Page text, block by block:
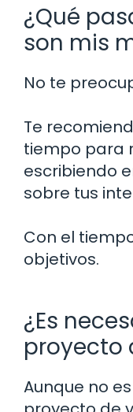
¿Qué
son mis
No te
Te
tiempo para
escribiendo
sobre tus
Con el
objetivos.
¿Es
proyecto
Aunque no